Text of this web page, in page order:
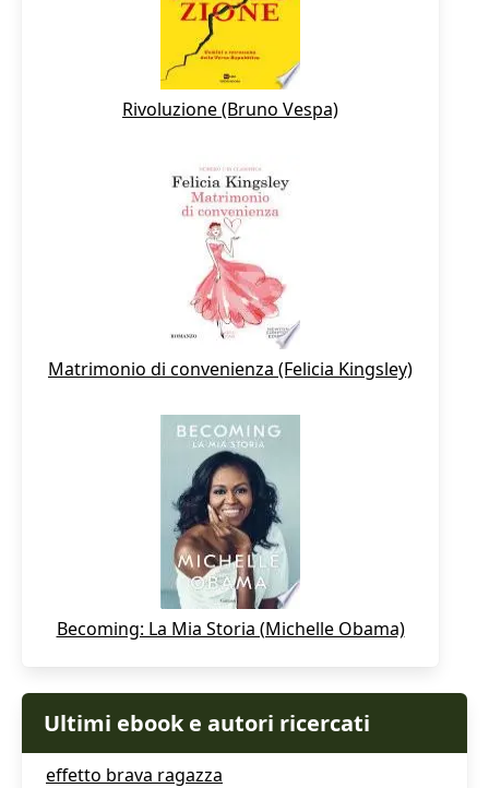
Rivoluzione (Bruno Vespa)
Matrimonio di convenienza (Felicia Kingsley)
Becoming: La Mia Storia (Michelle Obama)
Ultimi ebook e autori ricercati
effetto brava ragazza